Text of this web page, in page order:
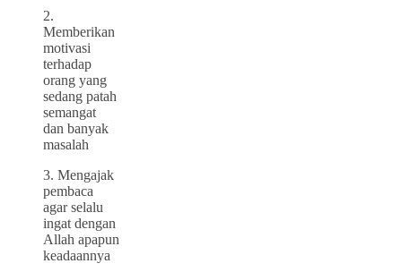
2.
Memberikan
motivasi
terhadap
orang yang
sedang patah
semangat
dan banyak
masalah
3. Mengajak
pembaca
agar selalu
ingat dengan
Allah apapun
keadaannya